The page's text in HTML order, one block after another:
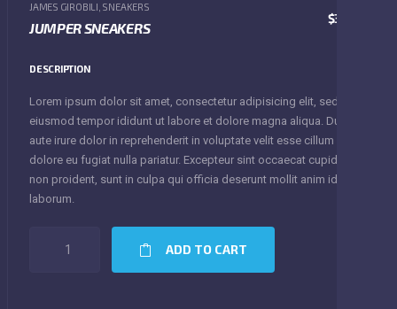
JAMES GIROBILI SNEAKERS
JUMPER SNEAKERS
$30.00
DESCRIPTION
Lorem ipsum dolor sit amet, consectetur adipisicing elit, sed do
eiusmod tempor ididunt ut labore et dolore magna aliqua. Duis
aute irure dolor in reprehenderit in voluptate velit esse cillum
dolore eu fugiat nulla pariatur. Excepteur sint occaecat cupidatat
non proident, sunt in culpa qui officia deserunt mollit anim id est
laborum.
SNEAKERS
ADD TO CART